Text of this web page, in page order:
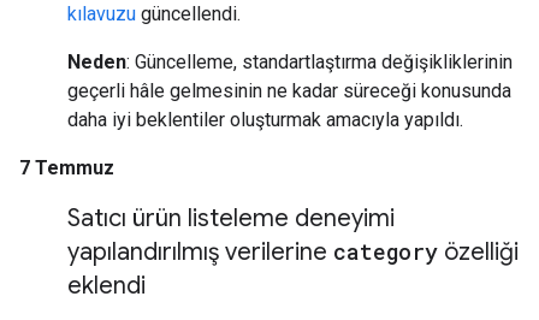
kılavuzu güncellendi.
Neden: Güncelleme, standartlaştırma değişikliklerinin
geçerli hâle gelmesinin ne kadar süreceği konusunda
daha iyi beklentiler oluşturmak amacıyla yapıldı.
7 Temmuz
Satıcı ürün listeleme deneyimi
yapılandırılmış verilerine category özelliği
eklendi